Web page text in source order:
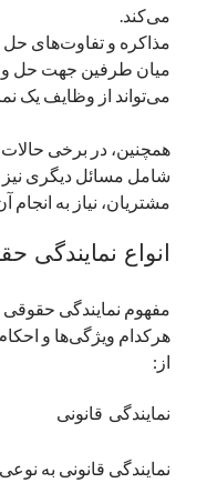
می‌کند.
مذاکره و تفاوت‌های حل
میان طرفین جهت حل و
می‌تواند از وظایف یک
همچنین، در برخی
شامل مسائل دیگری نیز
مشتریان، نیاز به انجام
انواع نمایندگی
مفهوم نمایندگی
هرکدام ویژگی‌ها و
از:
نمایندگی قانونی
نمایندگی قانونی به